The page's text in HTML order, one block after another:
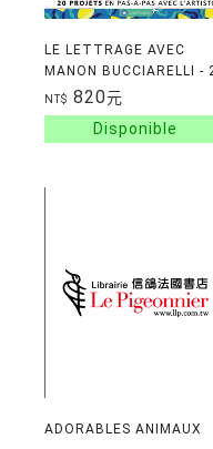
LE LETTRAGE AVEC
MANON BUCCIARELLI -
PROJETS EN PAS-A-PAS
AVEC L'ARTISTE
NT$ 820元
ADORABLES ANIMAUX